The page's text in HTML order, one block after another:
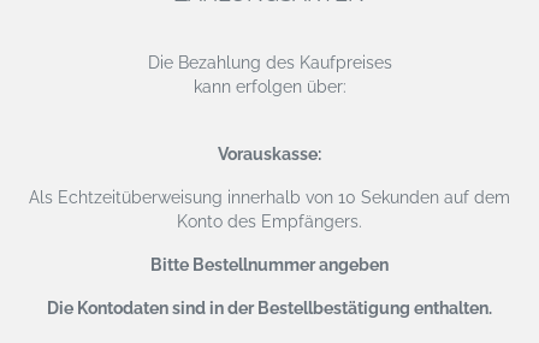
Die Bezahlung des Kaufpreises
kann erfolgen über:
Vorauskasse:
Als Echtzeitüberweisung innerhalb von 10 Sekunden auf dem
Konto des Empfängers.
Bitte Bestellnummer angeben
Die Kontodaten sind in der Bestellbestätigung enthalten.